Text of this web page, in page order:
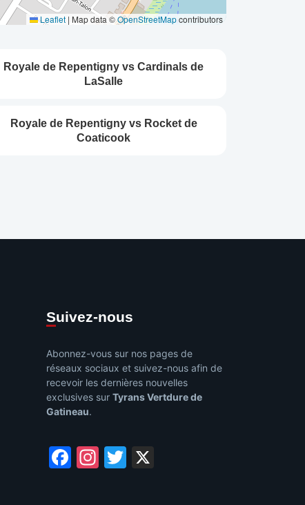
Leaflet | Map data ©OpenStreetMapcontributors
Royale de Repentigny vs Cardinals de
LaSalle
Royale de Repentigny vs Rocket de
Coaticook
Suivez-nous
Abonnez-vous sur nos pages de
réseaux sociaux et suivez-nous afin de
recevoir les dernières nouvelles
exclusives sur Tyrans Vertdure de
Gatineau.
Facebook
Instagram
Twitter